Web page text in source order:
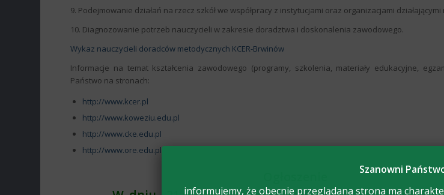
9. Podejmowanie działań na rzecz szkół we współpracy z instytucjami oraz organizacjami
10. Diagnozowanie potrzeb nauczycieli w zakresie doradztwa i doskonalenia zawodowego.
Wykaz nauczycieli doradców metodycznych KCER-Brwinów
Informacje na temat kształcenia zawodowego (programy, szkolenia, materiały edukacyjne,
Państwo na stronach:
http://www.kcer.pl
http://www.koweziu.edu.pl
http://www.cke.edu.pl
http://www.ore.edu.pl
Szanowni
informujemy, że obecnie przeglądana strona ma